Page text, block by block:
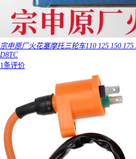
宗申原厂火花塞摩托三轮车110 125 150
D8TC
1条评价